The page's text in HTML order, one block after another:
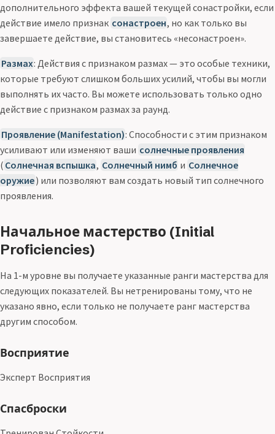
дополнительного эффекта вашей текущей сонастройки, если
действие имело признак сонастроен, но как только вы
завершаете действие, вы становитесь «несонастроен».
Размах: Действия с признаком размах — это особые техники,
которые требуют слишком больших усилий, чтобы вы могли
выполнять их часто. Вы можете использовать только одно
действие с признаком размах за раунд.
Проявление (Manifestation): Способности с этим признаком
усиливают или изменяют ваши солнечные проявления
( Солнечная вспышка, Солнечный нимб и Солнечное
оружие) или позволяют вам создать новый тип солнечного
проявления.
Начальное мастерство (Initial
Proficiencies)
На 1-м уровне вы получаете указанные ранги мастерства для
следующих показателей. Вы нетренированы тому, что не
указано явно, если только не получаете ранг мастерства
другим способом.
Восприятие
Эксперт Восприятия
Спасброски